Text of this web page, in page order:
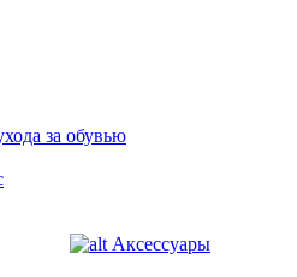
за обувью
Аксессуары